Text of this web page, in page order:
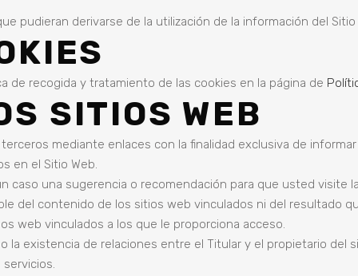
pudieran derivarse de la utilización de la información del Sitio
de recogida y tratamiento de las cookies en la página de
SITIOS WEB
mediante enlaces con la finalidad exclusiva de
en el Sitio Web.
caso una sugerencia o recomendación para que usted visite
del contenido de los sitios web vinculados ni del resultado
web vinculados a los que le proporciona acceso.
la existencia de relaciones entre el Titular y el propietario del